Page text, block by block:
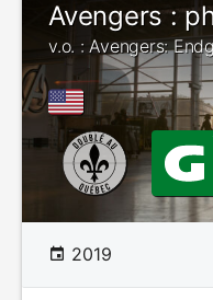
Avengers :
v.o. : Avengers:
2019